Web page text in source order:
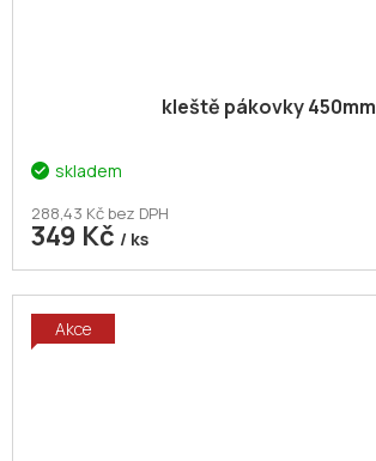
kleště pákovky 450mm
skladem
288,43 Kč bez DPH
349 Kč / ks
Akce